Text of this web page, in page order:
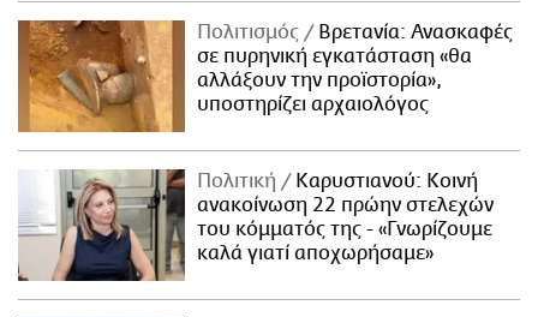
Πολιτισμός
Βρετανία: Ανασκαφές
σε πυρηνική εγκατάσταση «θα
αλλάξουν την προϊστορία»,
υποστηρίζει αρχαιολόγος
Πολιτική
Καρυστιανού: Κοινή
ανακοίνωση 22 πρώην στελεχών
του κόμματός της - «Γνωρίζουμε
καλά γιατί αποχωρήσαμε»